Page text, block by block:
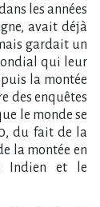
les années
avait déjà
gardait un
qui leur
la montée
des enquêtes
le monde se
du fait de la
la montée en
Indien et le